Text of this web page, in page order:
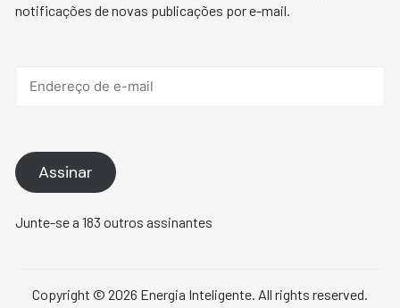
notificações de novas publicações por e-mail.
Assinar
Junte-se a 183 outros assinantes
Copyright © 2026 Energia Inteligente. All rights reserved.